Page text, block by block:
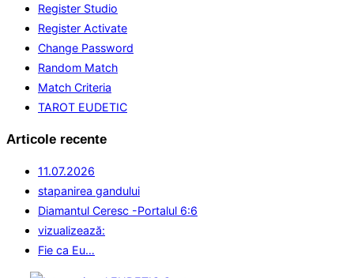
Register Studio
Register Activate
Change Password
Random Match
Match Criteria
TAROT EUDETIC
Articole recente
11.07.2026
stapanirea gandului
Diamantul Ceresc -Portalul 6:6
vizualizează:
Fie ca Eu…